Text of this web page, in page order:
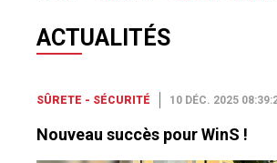
ACTUALITÉS
SÛRETE - SÉCURITÉ 10 DÉC. 2025
Nouveau succès pour WinS !